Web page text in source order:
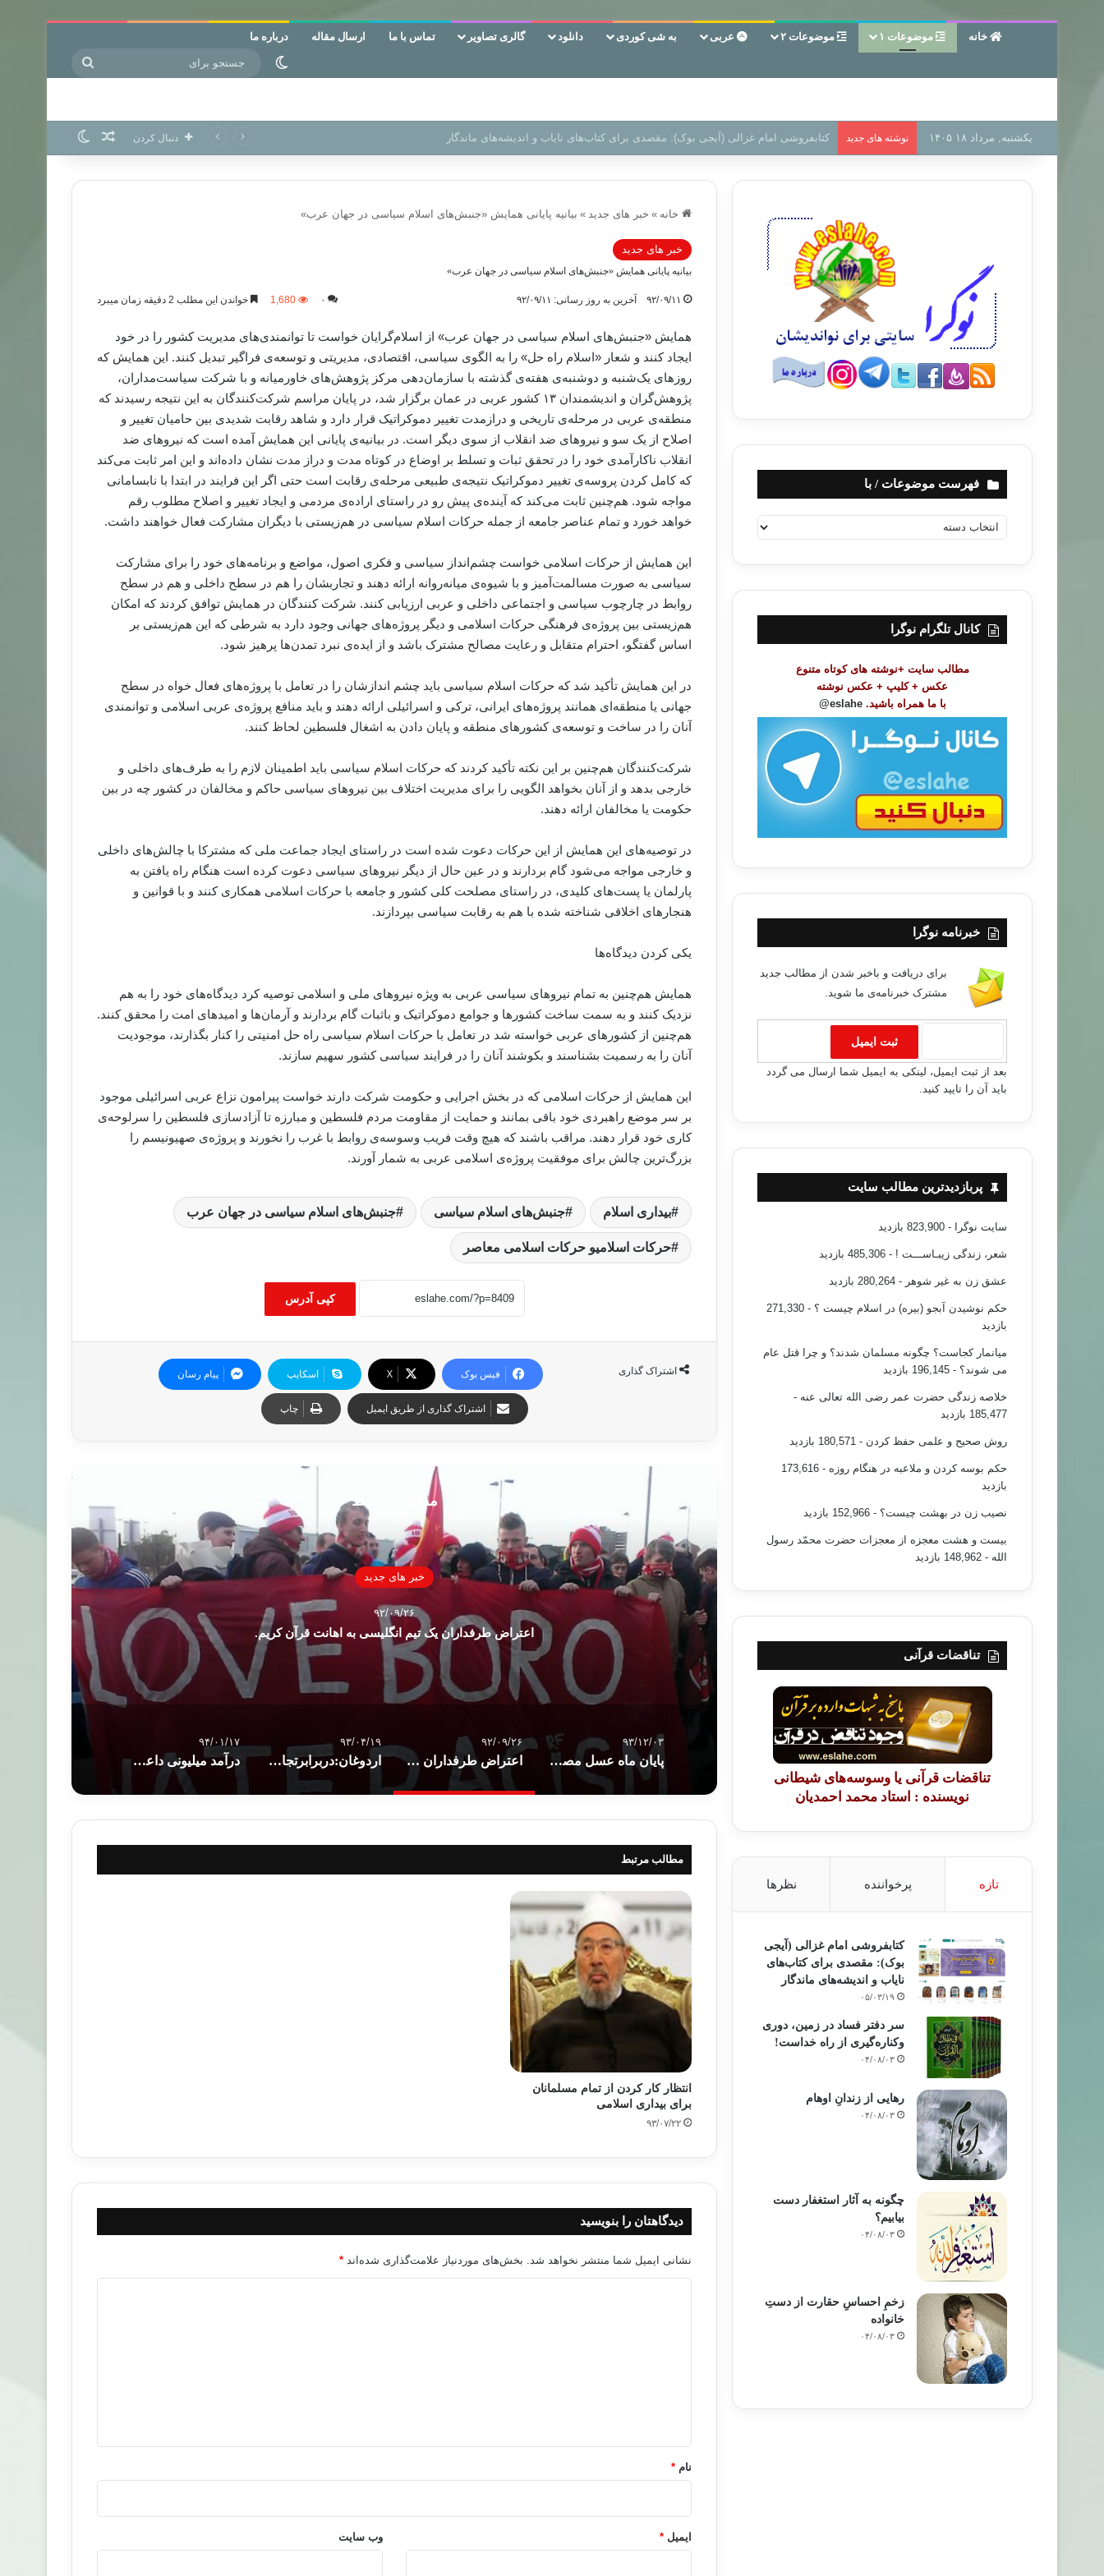
خانه موضوعات ۱ موضوعات ۲ عربی به شی کوردی دانلود گالری تصاویر تماس با ما ارسال مقاله درباره ما
تغییر پوسته
یکشنبه, مرداد ۱۸ ۱۴۰۵ نوشته های جدید سر دفتر فساد در زمین‌، دوری وکناره‌گیری از راه خداست‌! دنبال کردن نوشته تصادفی
خانه » خبر های جدید » بیانیه پایانی همایش «جنبش‌های اسلام سیاسی در جهان عرب»
خبر های جدید
بیانیه پایانی همایش «جنبش‌های اسلام سیاسی در جهان عرب»
۹۲/۰۹/۱۱ آخرین به روز رسانی: ۹۲/۰۹/۱۱ ۰ 1,680 خواندن این مطلب 2 دقیقه زمان میبرد
همایش «جنبش‌های اسلام سیاسی در جهان عرب» از اسلام‌گرایان خواست تا توانمندی‌های مدیریت کشور را در خود
ایجاد کنند و شعار «اسلام راه حل» را به الگوی سیاسی، اقتصادی، مدیریتی و توسعه‌ی فراگیر تبدیل کنند. این همایش که
روزهای یک‌شنبه و دوشنبه‌ی هفته‌ی گذشته با سازمان‌دهی مرکز پژوهش‌های خاورمیانه و با شرکت سیاست‌مداران،
پژوهش‌گران و اندیشمندان ۱۳ کشور عربی در عمان برگزار شد، در پایان مراسم شرکت‌کنندگان به این نتیجه رسیدند که
منطقه‌ی عربی در مرحله‌ی تاریخی و درازمدت تغییر دموکراتیک قرار دارد و شاهد رقابت شدیدی بین حامیان تغییر و
اصلاح از یک سو و نیروهای ضد انقلاب از سوی دیگر است. در بیانیه‌ی پایانی این همایش آمده است که نیروهای ضد
انقلاب ناکارآمدی خود را در تحقق ثبات و تسلط بر اوضاع در کوتاه مدت و دراز مدت نشان داده‌اند و این امر ثابت می‌کند
که کامل کردن پروسه‌ی تغییر دموکراتیک نتیجه‌ی طبیعی مرحله‌ی رقابت است حتی اگر این فرایند در ابتدا با نابسامانی
مواجه شود. هم‌چنین ثابت می‌کند که آینده‌ی پیش رو در راستای اراده‌ی مردمی و ایجاد تغییر و اصلاح مطلوب رقم
خواهد خورد و تمام عناصر جامعه از جمله حرکات اسلام سیاسی در هم‌زیستی با دیگران مشارکت فعال خواهند داشت.
این همایش از حرکات اسلامی خواست چشم‌انداز سیاسی و فکری اصول، مواضع و برنامه‌های خود را برای مشارکت
سیاسی به صورت مسالمت‌آمیز و با شیوه‌ی میانه‌روانه ارائه دهند و تجاربشان را هم در سطح داخلی و هم در سطح
روابط در چارچوب سیاسی و اجتماعی داخلی و عربی ارزیابی کنند. شرکت کنندگان در همایش توافق کردند که امکان
هم‌زیستی بین پروژه‌ی فرهنگی حرکات اسلامی و دیگر پروژه‌های جهانی وجود دارد به شرطی که این هم‌زیستی بر
اساس گفتگو، احترام متقابل و رعایت مصالح مشترک باشد و از ایده‌ی نبرد تمدن‌ها پرهیز شود.
در این همایش تأکید شد که حرکات اسلام سیاسی باید چشم اندازشان را در تعامل با پروژه‌های فعال خواه در سطح
جهانی یا منطقه‌ای همانند پروژه‌های ایرانی، ترکی و اسرائیلی ارائه دهند و باید منافع پروژه‌ی عربی اسلامی و توانمندی
آنان را در ساخت و توسعه‌ی کشورهای منطقه و پایان دادن به اشغال فلسطین لحاظ کنند.
شرکت‌کنندگان هم‌چنین بر این نکته تأکید کردند که حرکات اسلام سیاسی باید اطمینان لازم را به طرف‌های داخلی و
خارجی بدهد و از آنان بخواهد الگویی را برای مدیریت اختلاف بین نیروهای سیاسی حاکم و مخالفان در کشور چه در بین
حکومت یا مخالفان ارائه دهند.
در توصیه‌های این همایش از این حرکات دعوت شده است در راستای ایجاد جماعت ملی که مشترکا با چالش‌های داخلی
و خارجی مواجه می‌شود گام بردارند و در عین حال از دیگر نیروهای سیاسی دعوت کرده است هنگام راه یافتن به
پارلمان‌ یا پست‌های کلیدی، در راستای مصلحت کلی کشور و جامعه با حرکات اسلامی همکاری کنند و با قوانین و
هنجارهای اخلاقی شناخته شده با هم به رقابت سیاسی بپردازند.
یکی کردن دیدگاه‌ها
همایش هم‌چنین به تمام نیروهای سیاسی عربی به ویژه نیروهای ملی و اسلامی توصیه کرد دیدگاه‌های خود را به هم
نزدیک کنند و به سمت ساخت کشور‌ها و جوامع دموکراتیک و باثبات گام بردارند و آرمان‌ها و امیدهای امت را محقق کنند.
هم‌چنین از کشورهای عربی خواسته شد در تعامل با حرکات اسلام سیاسی راه حل امنیتی را کنار بگذارند، موجودیت
آنان را به رسمیت‌ بشناسند و بکوشند آنان را در فرایند سیاسی کشور سهیم سازند.
این همایش از حرکات اسلامی که در بخش اجرایی و حکومت شرکت دارند خواست پیرامون نزاع عربی اسرائیلی موجود
بر سر موضع راهبردی خود باقی بمانند و حمایت از مقاومت مردم فلسطین و مبارزه تا آزادسازی فلسطین را سرلوحه‌ی
کاری خود قرار دهند. مراقب باشند که هیچ وقت فریب وسوسه‌ی روابط با غرب را نخورند و پروژه‌ی صهیونیسم را
بزرگ‌ترین چالش برای موفقیت پروژه‌ی اسلامی عربی به شمار آورند.
بیداری اسلام جنبش‌های اسلام سیاسی جنبش‌های اسلام سیاسی در جهان عرب
حرکات اسلامیو حرکات اسلامی معاصر
کپی آدرس
اشتراک گذاری فیس بوک X اسکایپ پیام رسان
اشتراک گذاری از طریق ایمیل چاپ
مطالب مرتبط
خبر های جدید
۹۲/۰۹/۲۶
اعتراض طرفداران یک تیم انگلیسی به اهانت قرآن کریم.
۹۳/۱۲/۰۳
پایان ماه عسل مصر و اعراب خلیح فارس
۹۲/۰۹/۲۶
اعتراض طرفداران یک تیم انگلیسی به اهانت قرآن کریم.
۹۳/۰۴/۱۹
اردوغان:دربرابرتجاوزات اخیررژیم صهیونیستی ساکت نخواھیم نشست.
۹۴/۰۱/۱۷
درآمد میلیونی داعش چگونه تأمین می شود ؟
مطالب مرتبط
انتظار کار کردن از تمام مسلمانان
برای بیداری اسلامی
۹۳/۰۷/۲۲
دیدگاهتان را بنویسید
نشانی ایمیل شما منتشر نخواهد شد. بخش‌های موردنیاز علامت‌گذاری شده‌اند *
نام *
ایمیل * وب‌ سایت
فهرست موضوعات / با
ه
ت
ض
کانال تلگرام نوگرا
مطالب سایت +نوشته های کوتاه متنوع
عکس + کلیپ + عکس نوشته
با ما همراه باشید. eslahe@
خبرنامه نوگرا
برای دریافت و باخبر شدن از مطالب جدید
مشترک خبرنامه‌ی ما شوید.
بعد از ثبت ایمیل، لینکی به ایمیل شما ارسال می گردد
باید آن را تایید کنید.
پربازدیدترین مطالب سایت
سایت نوگرا - 823,900 بازدید
شعر، زندگی زیبـاســـت ! - 485,306 بازدید
عشق زن به غیر شوهر - 280,264 بازدید
حکم نوشیدن آبجو (بیره) در اسلام چیست ؟
- 271,330
بازدید
میانمار کجاست؟ چگونه مسلمان شدند؟ و چرا قتل عام
می شوند؟ - 196,145 بازدید
خلاصه زندگی حضرت عمر رضی الله تعالی عنه -
185,477 بازدید
روش صحیح و علمی حفظ کردن - 180,571 بازدید
حکم بوسه کردن و ملاعبه در هنگام روزه
- 173,616
بازدید
نصیب زن در بهشت چیست؟ - 152,966 بازدید
بیست و هشت معجزه از معجزات حضرت محمّد رسول
الله - 148,962 بازدید
تناقضات قرآنی
تناقضات قرآنی یا وسوسه‌های شیطانی
نویسنده : استاد محمد احمدیان
تازه پرخواننده نظرها
کتابفروشی امام غزالی (آیجی
بوک): مقصدی برای کتاب‌های
نایاب و اندیشه‌های ماندگار
۰۵/۰۳/۱۹
سر دفتر فساد در زمین‌، دوری
وکناره‌گیری از راه خداست‌!
۰۴/۰۸/۰۳
رهایی از زندانِ اوهام
۰۴/۰۸/۰۳
چگونه به آثار استغفار دست
بیابیم؟
۰۴/۰۸/۰۳
زخمِ احساسِ حقارت از دستِ
خانواده
۰۴/۰۸/۰۳